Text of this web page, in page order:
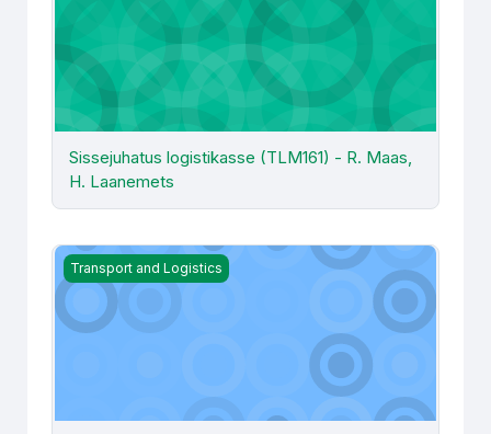
Sissejuhatus logistikasse (TLM161) - R. Maas,
H. Laanemets
Intelligentsed transpordisüsteemid (KRL2024) - R. Maas
Transport and Logistics